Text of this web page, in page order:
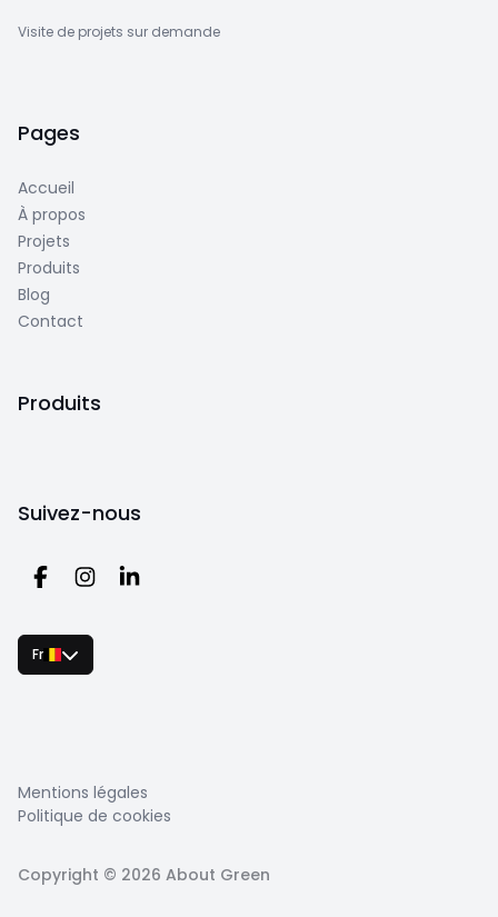
Visite de projets sur demande
Pages
Accueil
À propos
Projets
Produits
Blog
Contact
Produits
Suivez-nous
Fr
Mentions légales
Politique de cookies
Copyright © 2026 About Green